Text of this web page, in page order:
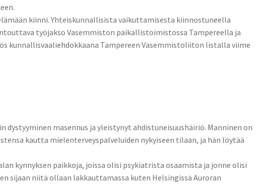
kiinni. Yhteiskunnallisista vaikuttamisesta kiinnostuneella
työjakso Vasemmiston paikallistoimistossa Tampereella ja
kunnallisvaaliehdokkaana Tampereen Vasemmistoliiton listalla viime
dystyyminen masennus ja yleistynyt ahdistuneisuushäiriö. Manninen on
kautta mielenterveyspalveluiden nykyiseen tilaan, ja hän löytää
kynnyksen paikkoja, joissa olisi psykiatrista osaamista ja jonne olisi
sijaan niitä ollaan lakkauttamassa kuten Helsingissä Auroran